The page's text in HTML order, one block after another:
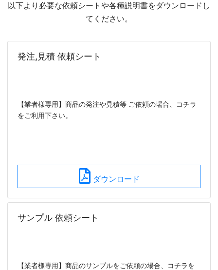
以下より必要な依頼シートや各種説明書をダウンロードし
てください。
発注,見積 依頼シート
【業者様専用】商品の発注や見積等 ご依頼の場合、コチラ
をご利用下さい。
ダウンロード
サンプル 依頼シート
【業者様専用】商品のサンプルをご依頼の場合、コチラを